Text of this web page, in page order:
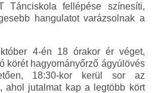
Tánciskola fellépése színesíti,
hangulatot varázsolnak a
4-én 18 órakor ér véget,
körét hagyományőrző ágyúlövés
18:30-kor kerül sor az
ahol jutalmat kap a legtöbb kört